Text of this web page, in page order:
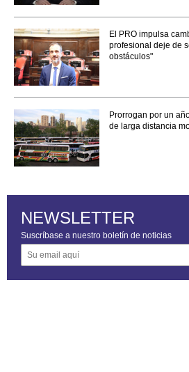
El PRO impulsa
profesional deje de
obstáculos"
Prorrogan por un
de larga distancia
NEWSLETTER
Suscríbase a nuestro boletín de noticias